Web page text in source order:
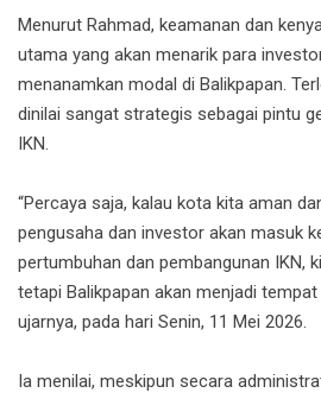
Menurut Rahmad, keamanan dan
utama yang akan menarik para
menanamkan modal di Balikpapan.
dinilai sangat strategis sebagai pintu
IKN.
“Percaya saja, kalau kota kita aman
pengusaha dan investor akan masuk
pertumbuhan dan pembangunan IKN,
tetapi Balikpapan akan menjadi tempat
ujarnya, pada hari Senin, 11 Mei 2026.
Ia menilai, meskipun secara